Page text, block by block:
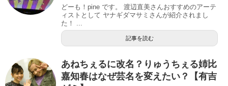
どーも！pine です。 渡辺直美さんおすすめのアーテ
ィストとして ヤナギダマサミさんが紹介されまし
た！ ...
記事を読む
あねちぇるに改名？りゅうちぇる姉比
嘉知春はなぜ芸名を変えたい？【有吉